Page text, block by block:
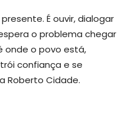
É ouvir, dialogar
o problema chegar
onde o povo está,
confiança e se
Roberto Cidade.